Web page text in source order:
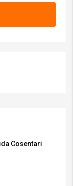
Cosentari